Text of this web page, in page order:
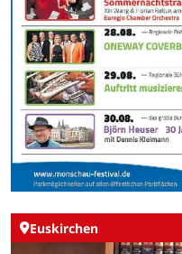
Euskirchen